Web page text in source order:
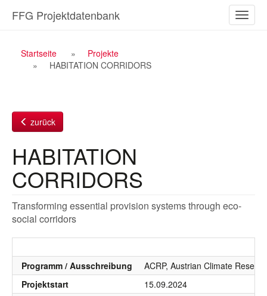
Inhalt
ein-/
FFG Projektdatenbank
Breadcrumb
Navigation
Startseite
Projekte
HABITATION CORRIDORS
zurück
HABITATION
CORRIDORS
Transforming essential provision systems through eco-
social corridors
Programm / Ausschreibung
ACRP, Austrian Climate
Projektstart
15.09.2024